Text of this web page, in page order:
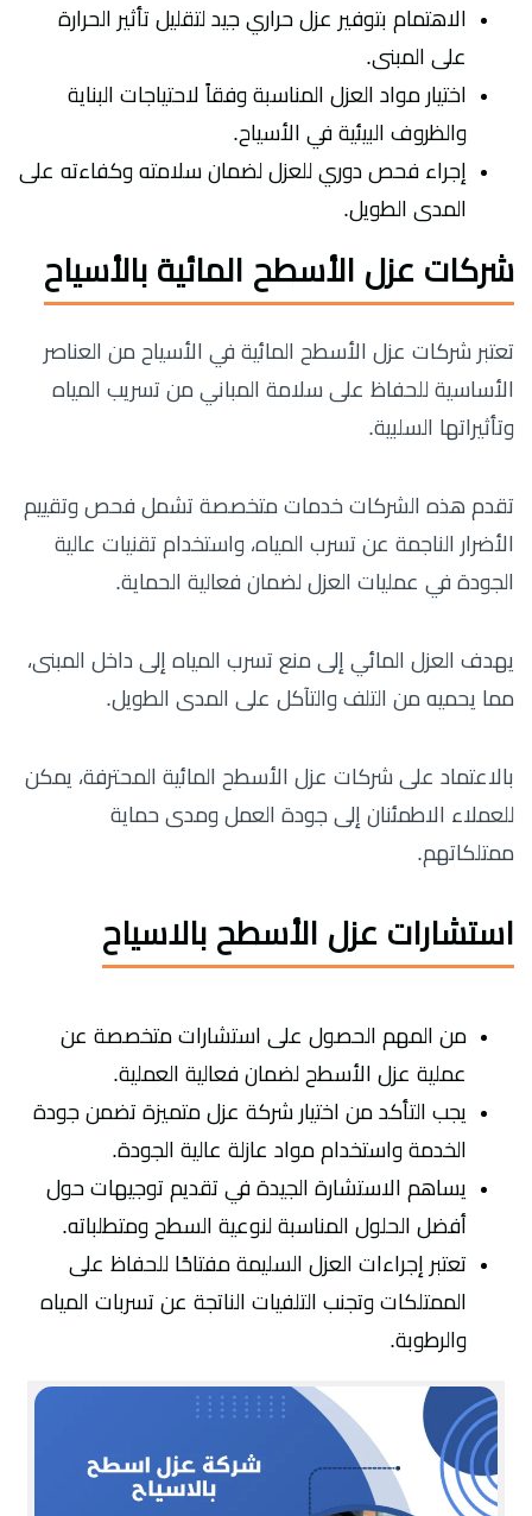
الاهتمام بتوفير عزل حراري جيد لتقليل تأثير الحرارة
على المبنى.
اختيار مواد العزل المناسبة وفقاً لاحتياجات البناية
والظروف البيئية في الأسياح.
إجراء فحص دوري للعزل لضمان سلامته وكفاءته على
المدى الطويل.
شركات عزل الأسطح المائية بالأسياح
تعتبر شركات عزل الأسطح المائية في الأسياح من العناصر
الأساسية للحفاظ على سلامة المباني من تسريب المياه
وتأثيراتها السلبية.
تقدم هذه الشركات خدمات متخصصة تشمل فحص وتقييم
الأضرار الناجمة عن تسرب المياه، واستخدام تقنيات عالية
الجودة في عمليات العزل لضمان فعالية الحماية.
يهدف العزل المائي إلى منع تسرب المياه إلى داخل المبنى،
مما يحميه من التلف والتآكل على المدى الطويل.
بالاعتماد على شركات عزل الأسطح المائية المحترفة، يمكن
للعملاء الاطمئنان إلى جودة العمل ومدى حماية
ممتلكاتهم.
استشارات عزل الأسطح بالاسياح
من المهم الحصول على استشارات متخصصة عن
عملية عزل الأسطح لضمان فعالية العملية.
يجب التأكد من اختيار شركة عزل متميزة تضمن جودة
الخدمة واستخدام مواد عازلة عالية الجودة.
يساهم الاستشارة الجيدة في تقديم توجيهات حول
أفضل الحلول المناسبة لنوعية السطح ومتطلباته.
تعتبر إجراءات العزل السليمة مفتاحًا للحفاظ على
الممتلكات وتجنب التلفيات الناتجة عن تسربات المياه
والرطوبة.